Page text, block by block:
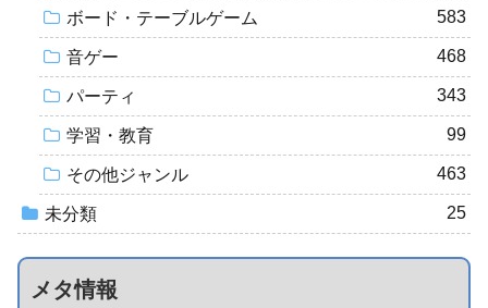
ボード・テーブルゲーム 583
音ゲー 468
パーティ 343
学習・教育 99
その他ジャンル 463
未分類 25
メタ情報